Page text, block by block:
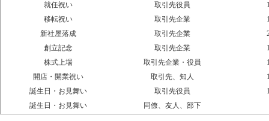
就任祝い
取引先役員
移転祝い
取引先企業
新社屋落成
取引先企業
創立記念
取引先企業
株式上場
取引先企業・役員
開店・開業祝い
取引先、知人
誕生日・お見舞い
取引先役員
誕生日・お見舞い
同僚、友人、部下